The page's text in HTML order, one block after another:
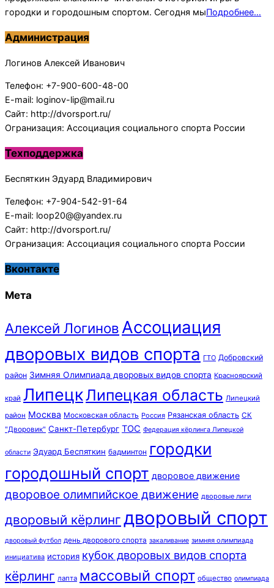
городки и городошным спортом. Сегодня мыПодробнее…
Администрация
Логинов Алексей Иванович
Телефон: +7-900-600-48-00
E-mail: loginov-lip@mail.ru
Сайт: http://dvorsport.ru/
Огранизация: Ассоциация социального спорта России
Техподдержка
Беспяткин Эдуард Владимирович
Телефон: +7-904-542-91-64
E-mail: loop20@@yandex.ru
Сайт: http://dvorsport.ru/
Огранизация: Ассоциация социального спорта России
Вконтакте
Мета
Алексей Логинов Ассоциация
дворовых видов спорта ГТО Добровский
район Зимняя Олимпиада дворовых видов спорта Красноярский
край ЛипецкЛипецкая область Липецкий
район Москва Московская область Россия Рязанская область СК
"Дворовик" Санкт-Петербург ТОС Федерация кёрлинга Липецкой
области Эдуард Беспяткин бадминтон городки
городошный спорт дворовое движение
дворовое олимпийское движение дворовые лиги
дворовый кёрлинг дворовый спорт
дворовый футбол день дворового спорта закаливание зимняя олимпиада
инициатива история кубок дворовых видов спорта
кёрлинг лапта массовый спорт общество олимпиада